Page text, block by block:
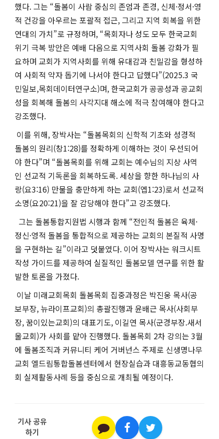
했다. 그는 “돌봄이 사람 중심의 존엄과 존경, 신체·정서·영
적 건강을 아우르는 포괄적 접근, 그리고 지역 회복을 위한
연대의 가치”로 규정하며, “목회자나 성도 모두 한국교회
위기 극복 방안은 예배 다음으로 지역사회 돌봄 강화가 필
요하며 교회가 지역사회를 위해 유대감과 친밀감을 형성하
여 사회적 약자 돕기에 나서야 한다고 답했다”(2025.3 국
민일보,목회데이터연구소)며, 한국교회가 공공성과 공교회
성을 회복해 돌봄의 사각지대 해소에 적극 참여해야 한다고
강조했다.
이를 위해, 장박사는 “돌봄목회의 신학적 기초와 성경적
돌봄의 원리(창1:28)를 정확하게 이해하는 것이 우선되어
야 한다”며 “돌봄목회를 위해 교회는 예수님의 지상 사역
인 선교적 기독론을 회복하도록. 세상을 향한 하나님의 사
랑(요3:16) 만물을 충만하게 하는 교회(엡1:23)로서 선교적
소명(요20:21)을 잘 감당해야 한다”고 강조했다.
그는 돌봄통합지원법 시행과 함께 “전인적 돌봄은 육체·
정신·영적 돌봄을 통합적으로 제공하는 교회의 본질적 사명
을 구현하는 길”이라고 덧붙였다. 이어 장박사는 워크시트
작성 가이드를 제공하여 실질적인 돌봄모델 연구를 위한 활
발한 토론을 가졌다.
이날 미래교회목회 돌봄목회 집중과정은 박진웅 목사(공
보부장, 뉴라이프교회)의 총괄진행과 윤배근 목사(사회부
장, 꿈이있는교회)의 대표기도, 이길연 목사(군경부장.새서
울교회)가 사회를 맡아 진행했다. 돌봄목회 2차 강의는 3월
에 돌봄조직과 커뮤니티 케어 거버넌스 주제로 신생명나무
교회 엘드림통합돌봄센터에서 현장실습과 대흥동교동협의
회 실제활동사례 등을 중심으로 개최될 예정이다.
기사 공유
하기